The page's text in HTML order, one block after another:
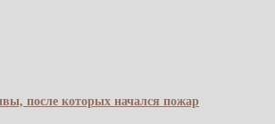
после которых начался пожар